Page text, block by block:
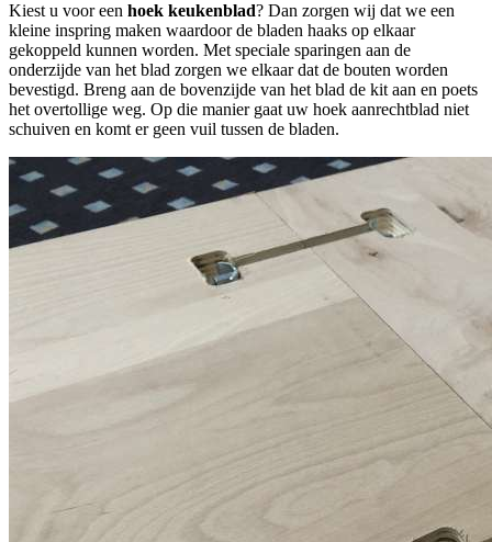
Kiest u voor een hoek keukenblad? Dan zorgen wij dat we een
kleine inspring maken waardoor de bladen haaks op elkaar
gekoppeld kunnen worden. Met speciale sparingen aan de
onderzijde van het blad zorgen we elkaar dat de bouten worden
bevestigd. Breng aan de bovenzijde van het blad de kit aan en poets
het overtollige weg. Op die manier gaat uw hoek aanrechtblad niet
schuiven en komt er geen vuil tussen de bladen.